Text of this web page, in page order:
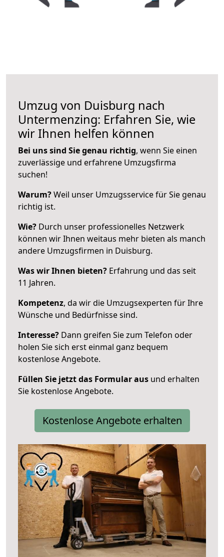
Umzug von Duisburg nach
Untermenzing: Erfahren Sie, wie
wir Ihnen helfen können
Bei uns sind Sie genau richtig, wenn Sie einen
zuverlässige und erfahrene Umzugsfirma
suchen!
Warum?Weil unser Umzugsservice für Sie genau
richtig ist.
Wie? Durch unser professionelles Netzwerk
können wir Ihnen weitaus mehr bieten als manch
andere Umzugsfirmen in Duisburg.
Was wir Ihnen bieten? Erfahrung und das seit
11 Jahren.
Kompetenz, da wir die Umzugsexperten für Ihre
Wünsche und Bedürfnisse sind.
Interesse? Dann greifen Sie zum Telefon oder
holen Sie sich erst einmal ganz bequem
kostenlose Angebote.
Füllen Sie jetzt das Formular aus und erhalten
Sie kostenlose Angebote.
Kostenlose Angebote erhalten